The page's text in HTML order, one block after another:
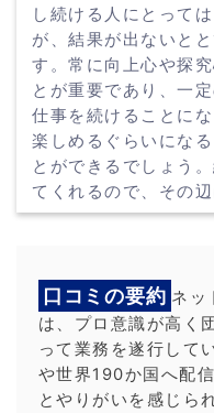
し続ける人にとって
が、結果が出ないと
す。常に向上心や探
とが重要であり、一
仕事を続けることに
楽しめるぐらいにな
とができるでしょう
てくれるので、その
口コミの要約 ネッ
は、プロ意識が高く
って業務を遂行して
や世界190か国へ配
とやりがいを感じら